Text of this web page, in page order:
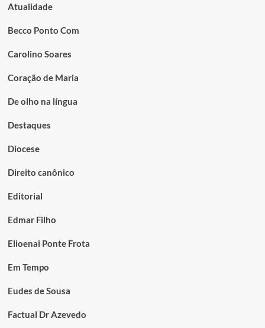
Atualidade
Becco Ponto Com
Carolino Soares
Coração de Maria
De olho na língua
Destaques
Diocese
Direito canônico
Editorial
Edmar Filho
Elioenai Ponte Frota
Em Tempo
Eudes de Sousa
Factual Dr Azevedo